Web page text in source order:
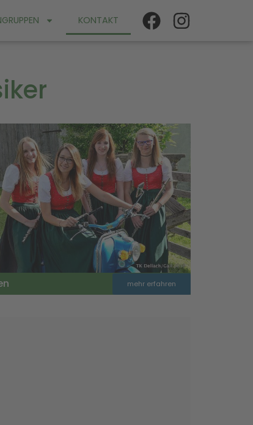
KONTAKT
mehr erfahren